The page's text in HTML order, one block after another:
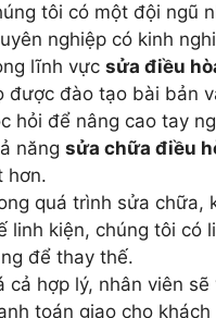
tôi có một đội ngũ
nghiệp có kinh
lĩnh vực sửa điều
được đào tạo bài bản
hỏi để nâng cao tay
năng sửa chữa điều
hơn.
quá trình sửa chữa,
linh kiện, chúng tôi có
để thay thế.
cả hợp lý, nhân viên
toán giao cho khách